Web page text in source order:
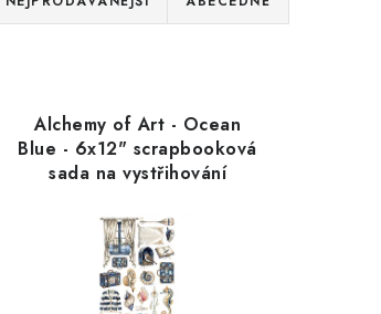
Alchemy of Art - Ocean
Blue - 6x12" scrapbooková
sada na vystřihování